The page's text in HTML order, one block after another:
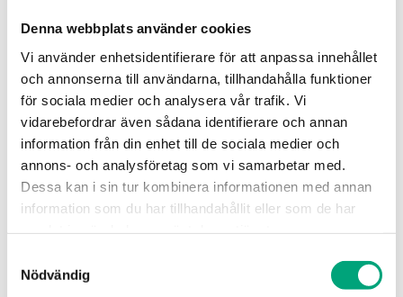
Denna webbplats använder cookies
Vi använder enhetsidentifierare för att anpassa innehållet
och annonserna till användarna, tillhandahålla funktioner
för sociala medier och analysera vår trafik. Vi
vidarebefordrar även sådana identifierare och annan
information från din enhet till de sociala medier och
annons- och analysföretag som vi samarbetar med.
Dessa kan i sin tur kombinera informationen med annan
information som du har tillhandahållit eller som de har
Nödvändig
EK54
Kapsling IP65
Dimensioner, yttre (BxHxD) 54xx mm
Antal moduler 3